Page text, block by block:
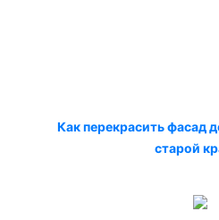
Как перекрасить фасад
старой